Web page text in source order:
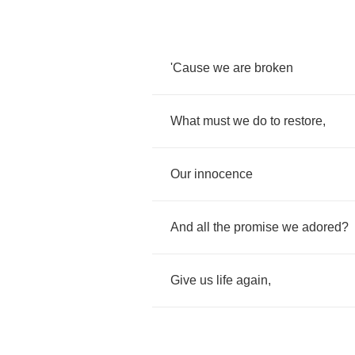
'Cause we are broken
What must we do to restore,
Our innocence
And all the promise we adored?
Give us life again,